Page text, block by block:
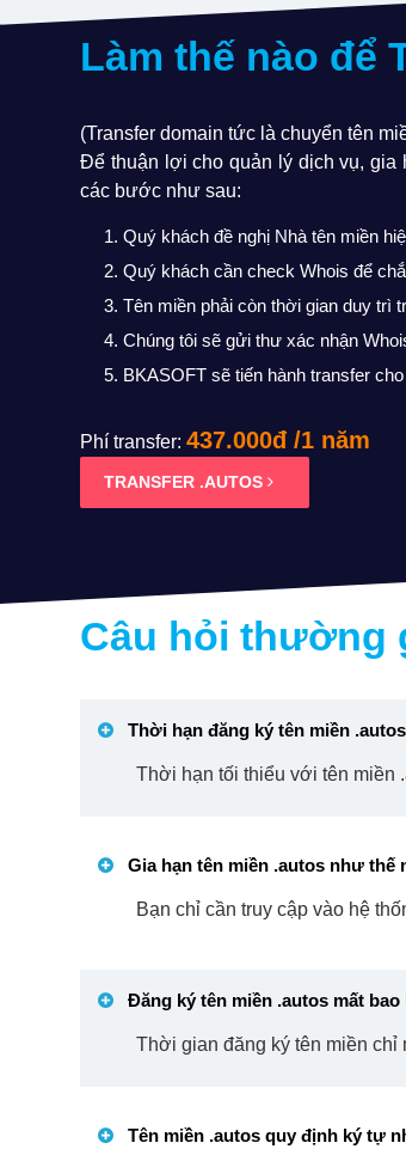
Làm thế nào để
(Transfer domain tức là chuyển tên
Để thuận lợi cho quản lý dịch vụ, gia
các bước như sau:
Quý khách đề nghị Nhà tên miền
Quý khách cần check Whois để
Tên miền phải còn thời gian duy trì
Chúng tôi sẽ gửi thư xác nhận
BKASOFT sẽ tiến hành transfer
Phí transfer:437.000đ /1 năm
TRANSFER .AUTOS
Câu hỏi thường
Thời hạn đăng ký tên miền .autos
Thời hạn tối thiểu với tên miền
Gia hạn tên miền .autosnhư thế
Bạn chỉ cần truy cập vào hệ
Đăng ký tên miền .autosmất bao
Thời gian đăng ký tên miền chỉ
Tên miền .autosquy định ký tự